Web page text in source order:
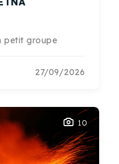
petit groupe
27/09/2026
10